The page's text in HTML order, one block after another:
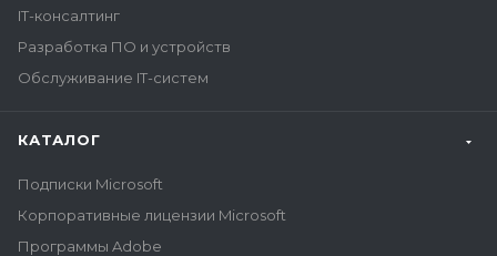
IT-консалтинг
Разработка ПО и устройств
Обслуживание IT-систем
КАТАЛОГ
Подписки Microsoft
Корпоративные лицензии Microsoft
Программы Adobe